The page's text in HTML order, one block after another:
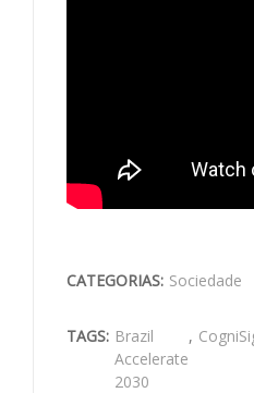
CATEGORIAS: Sociedade
TAGS: Brazil
Accelerate
2030
,